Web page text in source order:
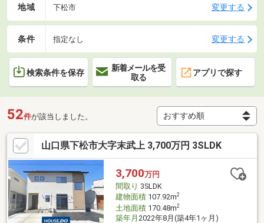
地域 下松市 変更する
条件 指定なし 変更する
検索条件を保存
新着メールを受
取る
アプリで探す
52件が該当しました。
山口県下松市大字末武上 3,700万円 3SLDK
3,700万円
間取り 3SLDK
建物面積107.92m2
土地面積170.48m2
築年月 2022年8月(築4年1ヶ月)